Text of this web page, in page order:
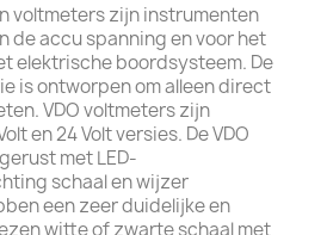
voltmeters zijn instrumenten
de accu spanning en voor het
elektrische boordsysteem. De
is ontworpen om alleen direct
VDO voltmeters zijn
en 24 Volt versies. De VDO
met LED-
schaal en wijzer
een zeer duidelijke en
witte of zwarte schaal met